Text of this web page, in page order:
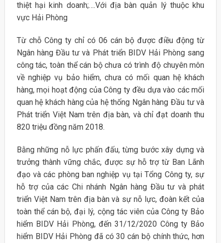
thiệt hại kinh doanh;….Với địa bàn quản lý thuộc khu
vực Hải Phòng
Từ chỗ Công ty chỉ có 06 cán bộ được điều động từ
Ngân hàng Đầu tư và Phát triển BIDV Hải Phòng sang
công tác, toàn thể cán bộ chưa có trình độ chuyên môn
về nghiệp vụ bảo hiểm, chưa có mối quan hệ khách
hàng, mọi hoạt động của Công ty đều dựa vào các mối
quan hệ khách hàng của hệ thống Ngân hàng Đầu tư và
Phát triển Việt Nam trên địa bàn, và chỉ đạt doanh thu
820 triệu đồng năm 2018.
Bằng những nỗ lực phấn đấu, từng bước xây dựng và
trưởng thành vững chắc, được sự hỗ trợ từ Ban Lãnh
đạo và các phòng ban nghiệp vụ tại Tổng Công ty, sự
hỗ trợ của các Chi nhánh Ngân hàng Đầu tư và phát
triển Việt Nam trên địa bàn và sự nỗ lực, đoàn kết của
toàn thể cán bộ, đại lý, cộng tác viên của Công ty Bảo
hiểm BIDV Hải Phòng, đến 31/12/2020 Công ty Bảo
hiểm BIDV Hải Phòng đã có 30 cán bộ chính thức, hơn